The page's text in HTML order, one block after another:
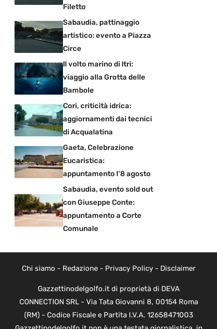
Filetto
Sabaudia, pattinaggio
artistico: evento a Piazza
Circe
Il volto marino di Itri:
viaggio alla Grotta delle
Bambole
Cori, criticità idrica:
aggiornamenti dai tecnici
di Acqualatina
Gaeta, Celebrazione
Eucaristica:
appuntamento l’8 agosto
Sabaudia, evento sold out
con Giuseppe Conte:
appuntamento a Corte
Comunale
Chi siamo - Redazione- Privacy Policy- Disclaimer
Gazzettinodelgolfo.it di proprietà di DEVA
CONNECTION SRL - Via Tata Giovanni 8, 00154 Roma
(RM) - Codice Fiscale e Partita I.V.A. 12658471003